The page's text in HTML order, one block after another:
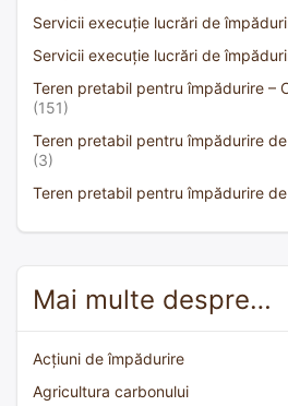
Servicii execuție lucrări de
Servicii execuție lucrări de
Teren pretabil pentru împădurire –
(151)
Teren pretabil pentru împădurire
(3)
Teren pretabil pentru împădurire
Mai multe despre…
Acțiuni de împădurire
Agricultura carbonului